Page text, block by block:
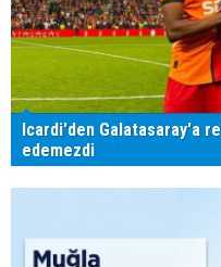
Icardi'den Galatasaray'a
edemezdi